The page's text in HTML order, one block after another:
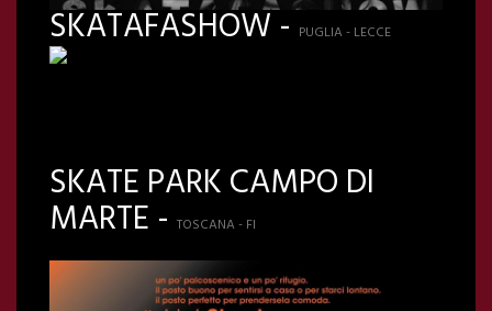
SKATAFASHOW -PUGLIA - LECCE
SKATE PARK CAMPO DI
MARTE - TOSCANA - FI